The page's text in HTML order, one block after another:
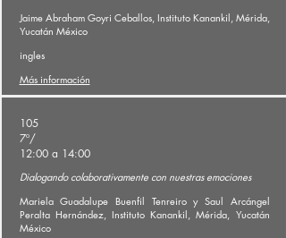
Jaime Abraham Goyri Ceballos, Instituto Kanankil, Mérida,
Yucatán México
ingles
Más información
105
7º/
12:00 a 14:00
Dialogando colaborativamente con nuestras emociones
Mariela Guadalupe Buenfil Tenreiro y Saul Arcángel
Peralta Hernández, Instituto Kanankil, Mérida, Yucatán
México